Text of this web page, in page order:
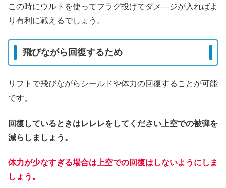
この時にウルトを使ってフラグ投げてダメ―ジが入ればよ
り有利に戦えるでしょう。
飛びながら回復するため
リフトで飛びながらシールドや体力の回復することが可能
です。
回復しているときはレレレをしてください上空での被弾を
減らしましょう。
体力が少なすぎる場合は上空での回復はしないようにしま
しょう。